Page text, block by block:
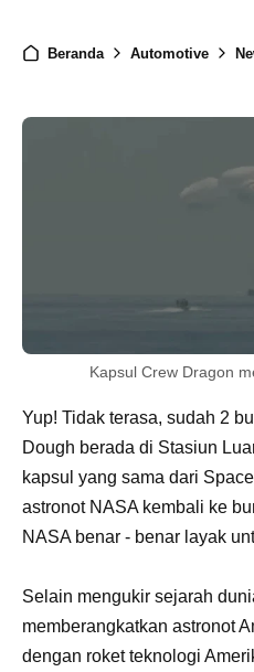
Beranda Automotive
Kapsul Crew Dragon
Yup! Tidak terasa, sudah 2
Dough berada di Stasiun
kapsul yang sama dari
astronot NASA kembali ke
NASA benar - benar layak
Selain mengukir sejarah
memberangkatkan astronot
dengan roket teknologi